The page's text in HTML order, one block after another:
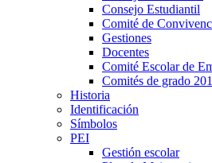
Consejo Estudiantil
Comité de
Gestiones
Docentes
Comité Escolar de
Comités de grado
Historia
Identificación
Símbolos
PEI
Gestión escolar